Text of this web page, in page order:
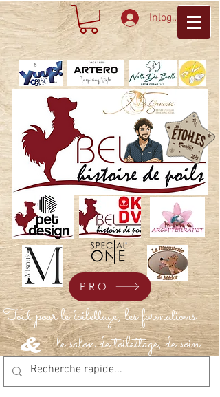
Inloggen
Tout pour le toilettage, les formations
le salon de toilettage, de soin
&
PRO